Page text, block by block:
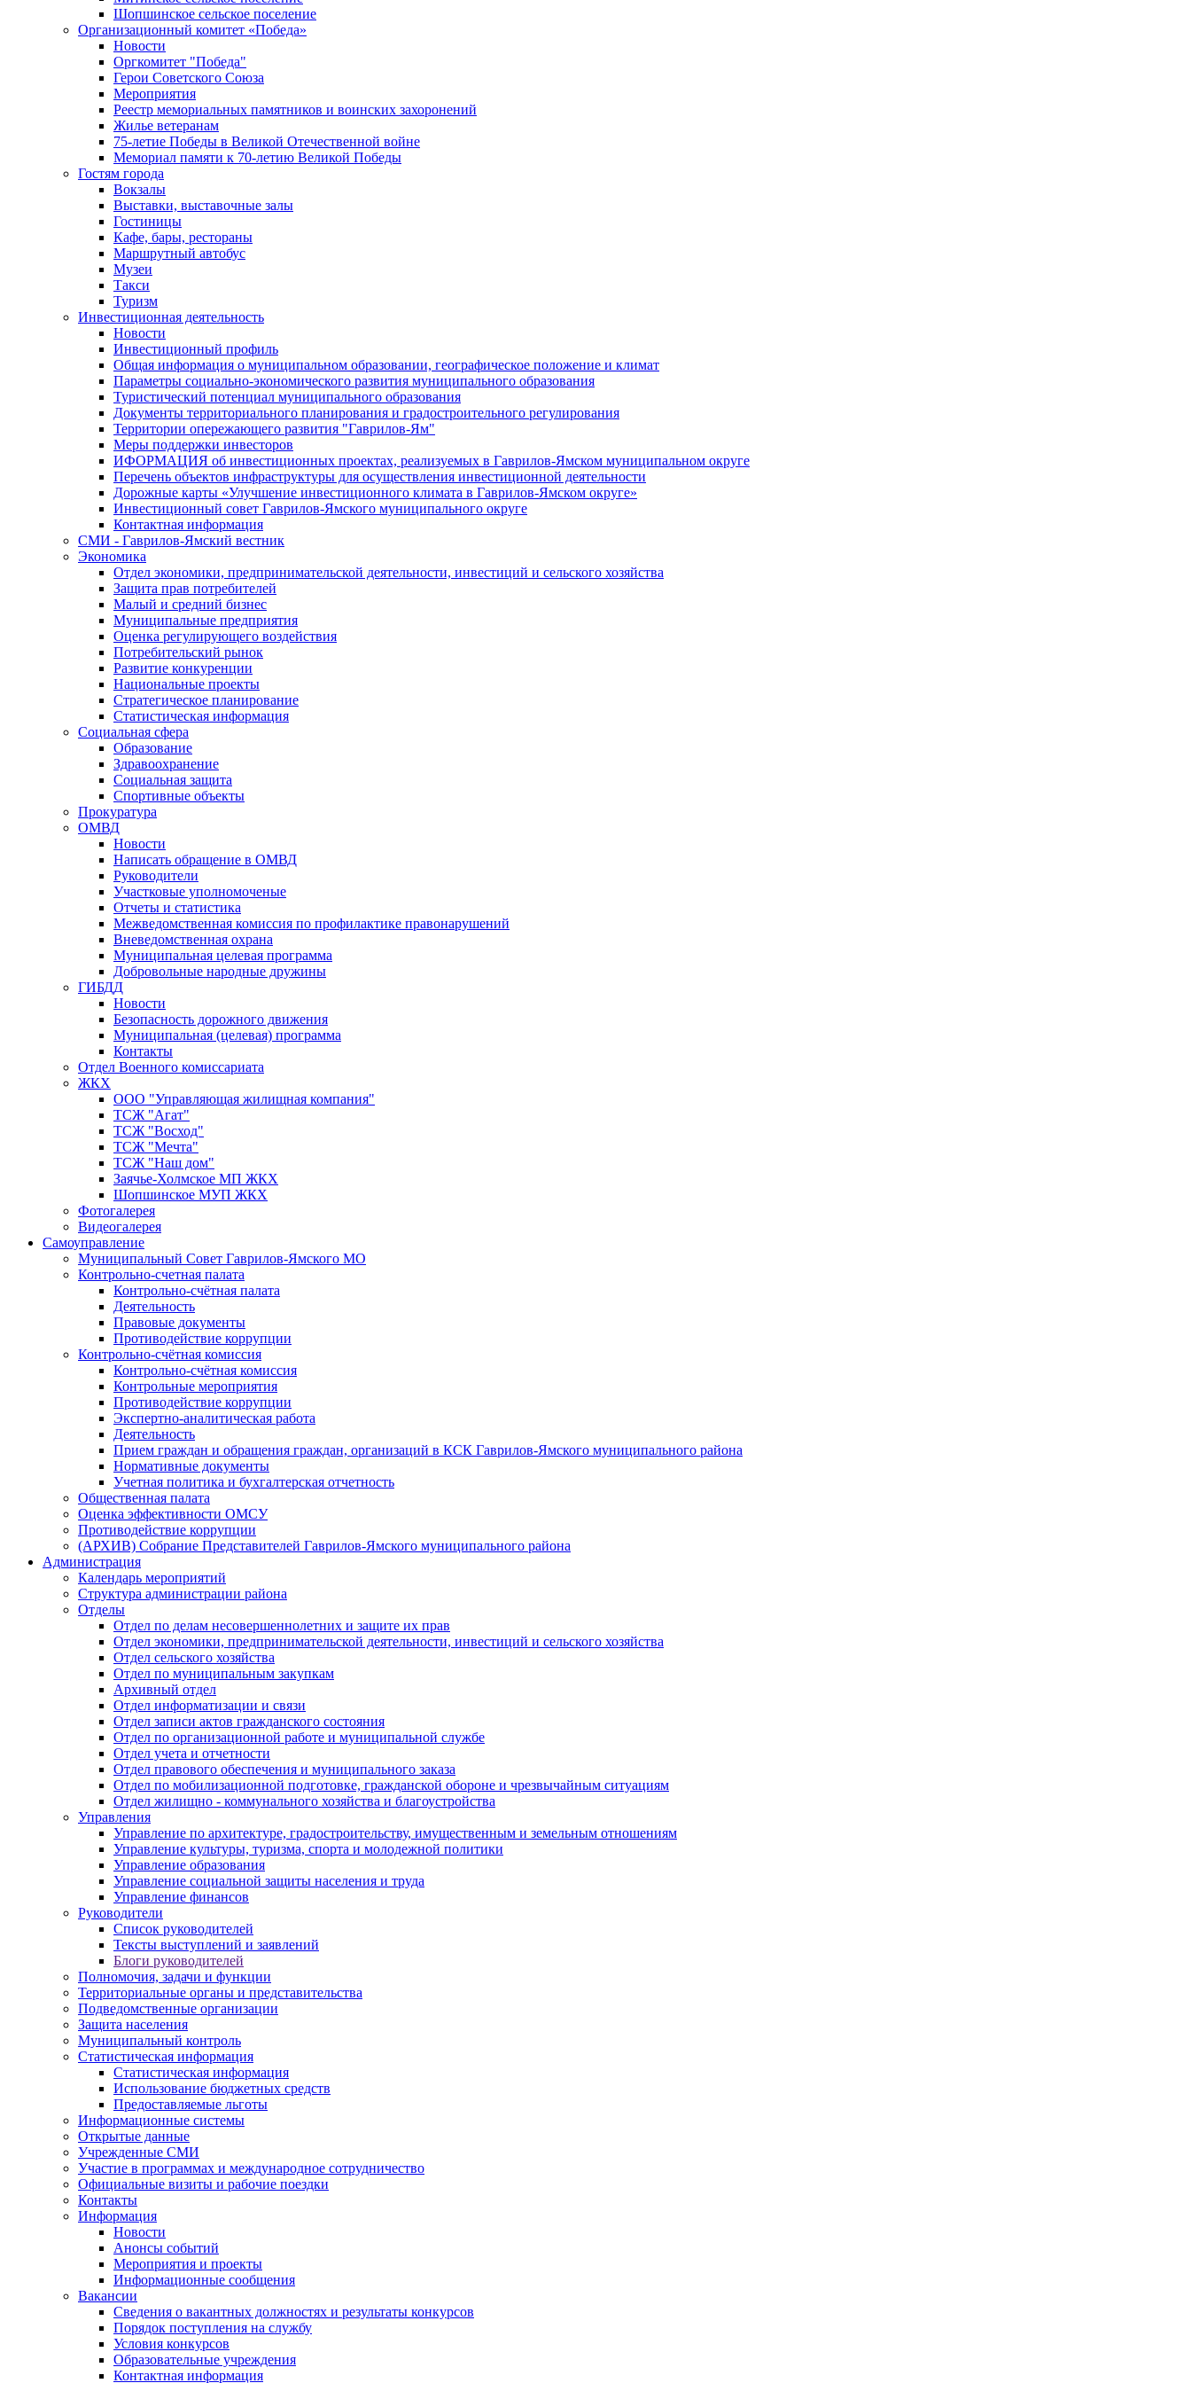
Шопшинское сельское поселение
Организационный комитет «Победа»
Новости
Оргкомитет "Победа"
Герои Советского Союза
Мероприятия
Реестр мемориальных памятников и воинских захоронений
Жилье ветеранам
75-летие Победы в Великой Отечественной войне
Мемориал памяти к 70-летию Великой Победы
Гостям города
Вокзалы
Выставки, выставочные залы
Гостиницы
Кафе, бары, рестораны
Маршрутный автобус
Музеи
Такси
Туризм
Инвестиционная деятельность
Новости
Инвестиционный профиль
Общая информация о муниципальном образовании, географическое положение и климат
Параметры социально-экономического развития муниципального образования
Туристический потенциал муниципального образования
Документы территориального планирования и градостроительного регулирования
Территории опережающего развития "Гаврилов-Ям"
Меры поддержки инвесторов
ИФОРМАЦИЯ об инвестиционных проектах, реализуемых в Гаврилов-Ямском муниципальном округе
Перечень объектов инфраструктуры для осуществления инвестиционной деятельности
Дорожные карты «Улучшение инвестиционного климата в Гаврилов-Ямском округе»
Инвестиционный совет Гаврилов-Ямского муниципального округе
Контактная информация
СМИ - Гаврилов-Ямский вестник
Экономика
Отдел экономики, предпринимательской деятельности, инвестиций и сельского хозяйства
Защита прав потребителей
Малый и средний бизнес
Муниципальные предприятия
Оценка регулирующего воздействия
Потребительский рынок
Развитие конкуренции
Национальные проекты
Стратегическое планирование
Статистическая информация
Социальная сфера
Образование
Здравоохранение
Социальная защита
Спортивные объекты
Прокуратура
ОМВД
Новости
Написать обращение в ОМВД
Руководители
Участковые уполномоченые
Отчеты и статистика
Межведомственная комиссия по профилактике правонарушений
Вневедомственная охрана
Муниципальная целевая программа
Добровольные народные дружины
ГИБДД
Новости
Безопасность дорожного движения
Муниципальная (целевая) программа
Контакты
Отдел Военного комиссариата
ЖКХ
ООО "Управляющая жилищная компания"
ТСЖ "Агат"
ТСЖ "Восход"
ТСЖ "Мечта"
ТСЖ "Наш дом"
Заячье-Холмское МП ЖКХ
Шопшинское МУП ЖКХ
Фотогалерея
Видеогалерея
Самоуправление
Муниципальный Совет Гаврилов-Ямского МО
Контрольно-счетная палата
Контрольно-счётная палата
Деятельность
Правовые документы
Противодействие коррупции
Контрольно-счётная комиссия
Контрольно-счётная комиссия
Контрольные мероприятия
Противодействие коррупции
Экспертно-аналитическая работа
Деятельность
Прием граждан и обращения граждан, организаций в КСК Гаврилов-Ямского муниципального района
Нормативные документы
Учетная политика и бухгалтерская отчетность
Общественная палата
Оценка эффективности ОМСУ
Противодействие коррупции
(АРХИВ) Собрание Представителей Гаврилов-Ямского муниципального района
Администрация
Календарь мероприятий
Структура администрации района
Отделы
Отдел по делам несовершеннолетних и защите их прав
Отдел экономики, предпринимательской деятельности, инвестиций и сельского хозяйства
Отдел сельского хозяйства
Отдел по муниципальным закупкам
Архивный отдел
Отдел информатизации и связи
Отдел записи актов гражданского состояния
Отдел по организационной работе и муниципальной службе
Отдел учета и отчетности
Отдел правового обеспечения и муниципального заказа
Отдел по мобилизационной подготовке, гражданской обороне и чрезвычайным ситуациям
Отдел жилищно - коммунального хозяйства и благоустройства
Управления
Управление по архитектуре, градостроительству, имущественным и земельным отношениям
Управление культуры, туризма, спорта и молодежной политики
Управление образования
Управление социальной защиты населения и труда
Управление финансов
Руководители
Список руководителей
Тексты выступлений и заявлений
Блоги руководителей
Полномочия, задачи и функции
Территориальные органы и представительства
Подведомственные организации
Защита населения
Муниципальный контроль
Статистическая информация
Статистическая информация
Использование бюджетных средств
Предоставляемые льготы
Информационные системы
Открытые данные
Учрежденные СМИ
Участие в программах и международное сотрудничество
Официальные визиты и рабочие поездки
Контакты
Информация
Новости
Анонсы событий
Мероприятия и проекты
Информационные сообщения
Вакансии
Сведения о вакантных должностях и результаты конкурсов
Порядок поступления на службу
Условия конкурсов
Образовательные учреждения
Контактная информация